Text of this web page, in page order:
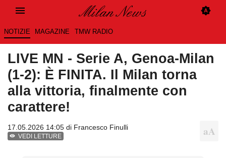
NOTIZIE MAGAZINE TMW RADIO
LIVE MN - Serie A, Genoa-Milan
(1-2): È FINITA. Il Milan torna
alla vittoria, finalmente con
carattere!
17.05.2026 14:05 di Francesco Finulli
VEDI LETTURE